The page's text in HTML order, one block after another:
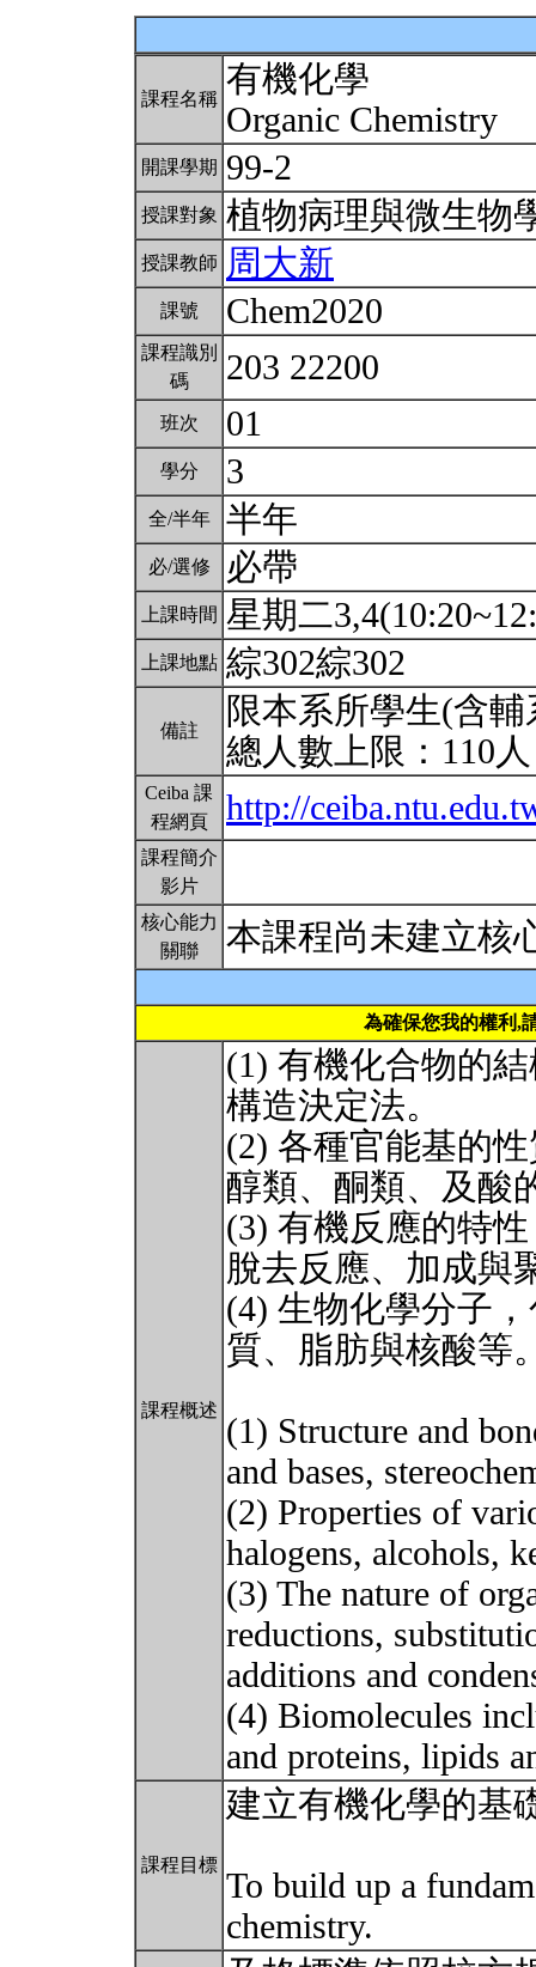
課程名稱 有機化學
Organic Chemistry
開課學期 99-2
授課對象 植物病理與微生
授課教師 周大新
課號 Chem2020
課程識別
碼
203 22200
班次 01
學分 3
全/半年 半年
必/選修 必帶
上課時間 星期二
上課地點 綜302綜302
備註
限本系所學生(含
總人數上限：110
Ceiba 課
程網頁
http://
課程簡介
影片
核心能力
關聯
本課程尚未建立核
為確保您我的權利,
課程概述
(1) 有機化合物的
構造決定法。
(2) 各種官能基的
醇類、酮類、及酸
(3) 有機反應的特
脫去反應、加成與
(4) 生物化學分子
質、脂肪與核酸等
(1) Structure and
and bases,
(2) Properties of
halogens, alcohols,
(3) The nature of
reductions,
additions and
(4) Biomolecules
and proteins, lipids
課程目標
建立有機化學的基
To build up a
chemistry.